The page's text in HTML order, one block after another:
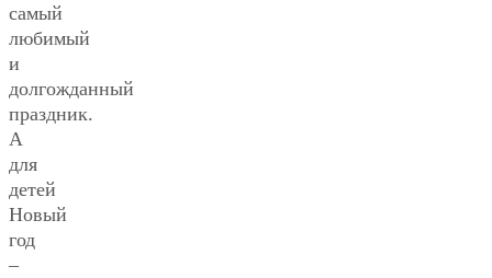
самый
любимый
и
долгожданный
праздник.
А
для
детей
Новый
год
–